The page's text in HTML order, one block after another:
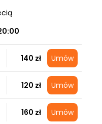
140 zł Umów
120 zł Umów
160 zł Umów